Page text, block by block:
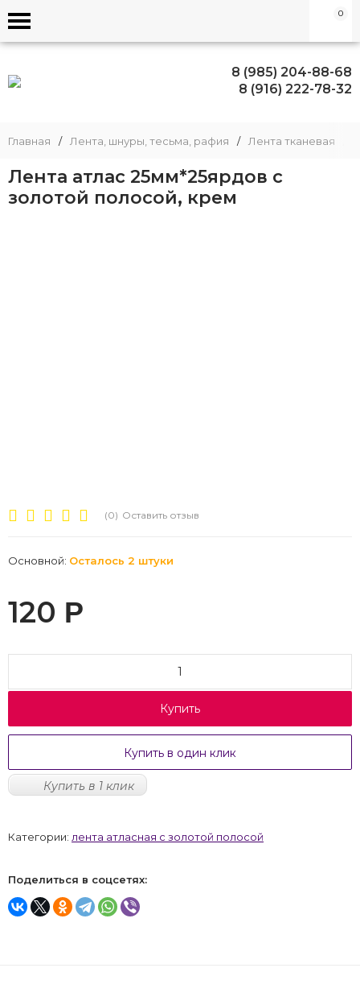
0
8 (985) 204-88-68
8 (916) 222-78-32
Главная / Лента, шнуры, тесьма, рафия / Лента тканевая
Лента атлас 25мм*25ярдов с
золотой полосой, крем
(0) Оставить отзыв
Основной: Осталось 2 штуки
120 Р
Купить
Купить в один клик
Купить в 1 клик
Категории: лента атласная с золотой полосой
Поделиться в соцсетях: